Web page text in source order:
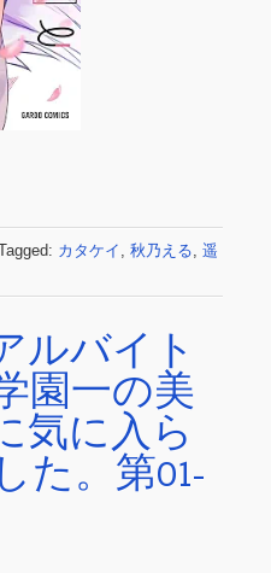
カタケイ 秋乃える 遥
ルバイト
園一の美
気に入ら
た。第01-